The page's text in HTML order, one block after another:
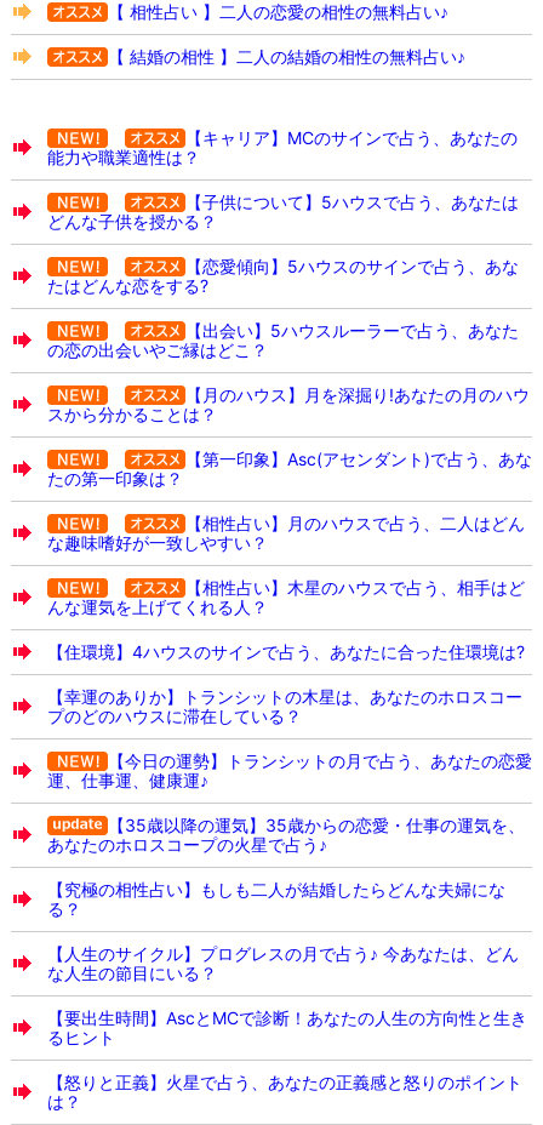
【 相性占い 】二人の恋愛の相性の無料占い♪
【 結婚の相性 】二人の結婚の相性の無料占い♪
【キャリア】MCのサインで占う、あなたの
能力や職業適性は？
【子供について】5ハウスで占う、あなたは
どんな子供を授かる？
【恋愛傾向】5ハウスのサインで占う、あな
たはどんな恋をする?
【出会い】5ハウスルーラーで占う、あなた
の恋の出会いやご縁はどこ？
【月のハウス】月を深掘り!あなたの月のハウ
スから分かることは？
【第一印象】Asc(アセンダント)で占う、あな
たの第一印象は？
【相性占い】月のハウスで占う、二人はどん
な趣味嗜好が一致しやすい？
【相性占い】木星のハウスで占う、相手はど
んな運気を上げてくれる人？
【住環境】4ハウスのサインで占う、あなたに合った住環境は?
【幸運のありか】トランシットの木星は、あなたのホロスコー
プのどのハウスに滞在している？
【今日の運勢】トランシットの月で占う、あなたの恋愛
運、仕事運、健康運♪
【35歳以降の運気】35歳からの恋愛・仕事の運気を、
あなたのホロスコープの火星で占う♪
【究極の相性占い】もしも二人が結婚したらどんな夫婦にな
る？
【人生のサイクル】プログレスの月で占う♪ 今あなたは、どん
な人生の節目にいる？
【要出生時間】AscとMCで診断！あなたの人生の方向性と生き
るヒント
【怒りと正義】火星で占う、あなたの正義感と怒りのポイント
は？